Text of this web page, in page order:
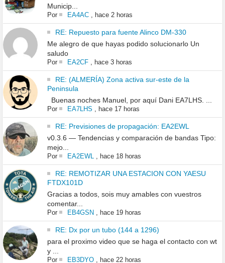
Municip...
Por EA4AC, hace 2 horas
RE: Repuesto para fuente Alinco DM-330
Me alegro de que hayas podido solucionarlo Un
saludo
Por EA2CF, hace 3 horas
RE: (ALMERÍA) Zona activa sur-este de la
Peninsula
Buenas noches Manuel, por aquí Dani EA7LHS. ...
Por EA7LHS hace 17 horas
RE: Previsiones de propagación: EA2EWL
v0.3.6 — Tendencias y comparación de bandas Tipo:
mejo...
Por EA2EWL hace 18 horas
RE: REMOTIZAR UNA ESTACION CON YAESU
FTDX101D
Gracias a todos, sois muy amables con vuestros
comentar...
Por EB4GSN, hace 19 horas
RE: Dx por un tubo (144 a 1296)
para el proximo video que se haga el contacto con wt
y ...
Por EB3DYO, hace 22 horas